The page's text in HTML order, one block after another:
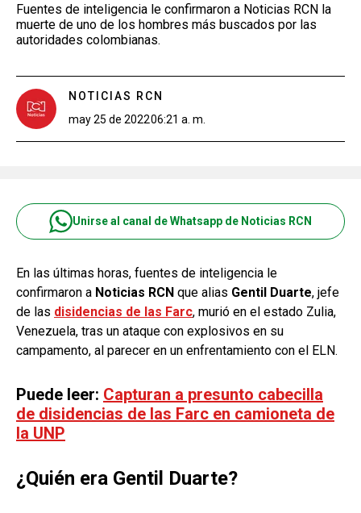
Fuentes de inteligencia le confirmaron a Noticias RCN la
muerte de uno de los hombres más buscados por las
autoridades colombianas.
NOTICIAS RCN
may 25 de 202206:21 a. m.
Unirse al canal de Whatsapp de Noticias RCN
En las últimas horas, fuentes de inteligencia le
confirmaron a Noticias RCN que alias Gentil Duarte, jefe
de las disidencias de las Farc, murió en el estado Zulia,
Venezuela, tras un ataque con explosivos en su
campamento, al parecer en un enfrentamiento con el ELN.
Puede leer: Capturan a presunto cabecilla
de disidencias de las Farc en camioneta de
la UNP
¿Quién era Gentil Duarte?